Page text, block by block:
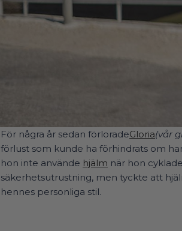
För några år sedan förloradeGloria(vår
förlust som kunde ha förhindrats om
hon inte använde hjälm när hon
säkerhetsutrustning, men tyckte att
hennes personliga stil.